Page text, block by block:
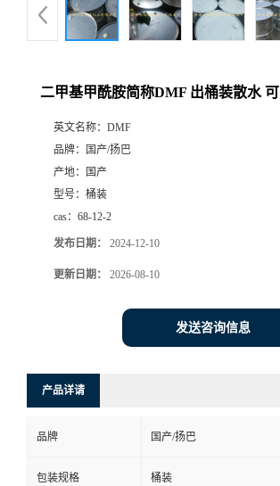
二甲基甲酰胺简称DMF 出桶装散水
英文名称： DMF
品牌：
国产/扬巴
产地：
国产
型号： 桶装
cas： 68-12-2
发布日期： 2024-12-10
更新日期： 2026-08-10
发送咨询信息
产品详请
品牌 国产/扬巴
包装规格 桶装